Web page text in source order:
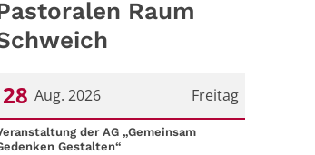
Raum
Freitag
28 Aug. 2026
28. August 2026
der AG „Gemeinsam
Gestalten“